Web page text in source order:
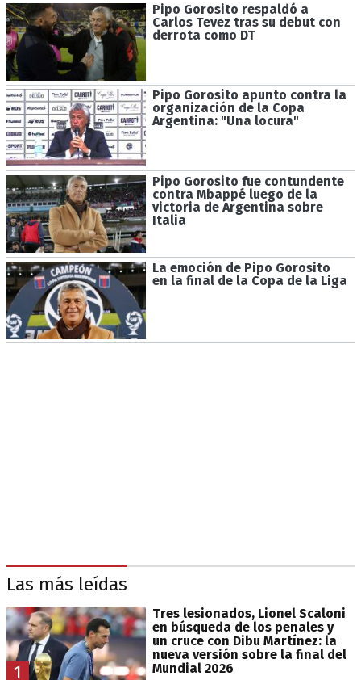
Pipo Gorosito respaldó a
Carlos Tevez tras su debut con
derrota como DT
Pipo Gorosito apunto contra la
organización de la Copa
Argentina: "Una locura"
Pipo Gorosito fue contundente
contra Mbappé luego de la
victoria de Argentina sobre
Italia
La emoción de Pipo Gorosito
en la final de la Copa de la Liga
Las más leídas
1
Tres lesionados, Lionel Scaloni
en búsqueda de los penales y
un cruce con Dibu Martínez: la
nueva versión sobre la final del
Mundial 2026